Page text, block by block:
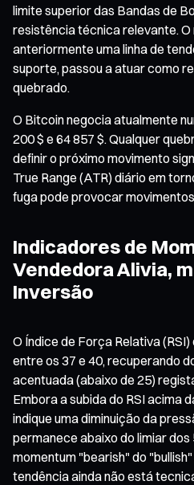
limite superior das Bandas de
resistência técnica relevante. O
anteriormente uma linha de
suporte, passou a atuar como
quebrado.
O Bitcoin negocia atualmente
200 $ e 64 857 $. Qualquer
definir o próximo movimento
True Range (ATR) diário em
fuga pode provocar
Indicadores de
Vendedora Alivia,
Inversão
O Índice de Força Relativa
entre os 37 e 40, recuperando
acentuada (abaixo de 25)
Embora a subida do RSI acima
indique uma diminuição da
permanece abaixo do limiar dos
momentum "bearish" do
tendência ainda não está